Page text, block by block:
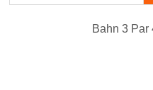
Bahn 3 Par